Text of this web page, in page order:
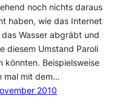
noch nichts daraus
haben, wie das Internet
das Wasser abgräbt und
diesem Umstand Paroli
könnten. Beispielsweise
mal mit dem…
2010